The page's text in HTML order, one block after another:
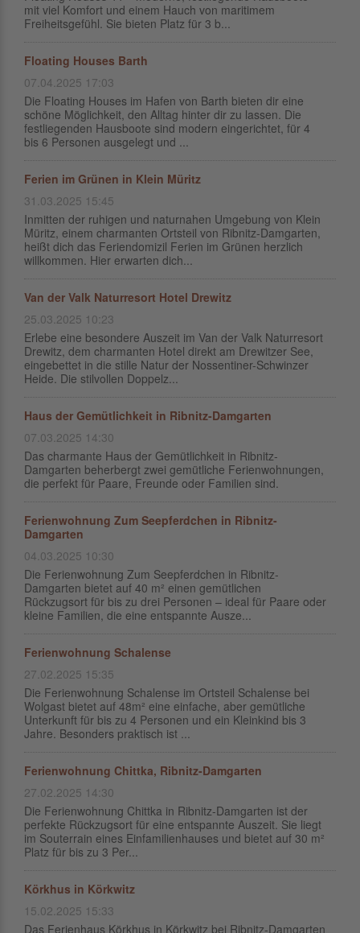
mit viel Komfort und einem Hauch von maritimem
Freiheitsgefühl. Sie bieten Platz für 3 b...
Floating Houses Barth
07.04.2025 17:03
Die Floating Houses im Hafen von Barth bieten dir eine
schöne Möglichkeit, den Alltag hinter dir zu lassen. Die
festliegenden Hausboote sind modern eingerichtet, für 4
bis 6 Personen ausgelegt und ...
Ferien im Grünen in Klein Müritz
31.03.2025 15:45
Inmitten der ruhigen und naturnahen Umgebung von Klein
Müritz, einem charmanten Ortsteil von Ribnitz-Damgarten,
heißt dich das Feriendomizil Ferien im Grünen herzlich
willkommen. Hier erwarten dich...
Van der Valk Naturresort Hotel Drewitz
25.03.2025 10:23
Erlebe eine besondere Auszeit im Van der Valk Naturresort
Drewitz, dem charmanten Hotel direkt am Drewitzer See,
eingebettet in die stille Natur der Nossentiner-Schwinzer
Heide. Die stilvollen Doppelz...
Haus der Gemütlichkeit in Ribnitz-Damgarten
07.03.2025 14:30
Das charmante Haus der Gemütlichkeit in Ribnitz-
Damgarten beherbergt zwei gemütliche Ferienwohnungen,
die perfekt für Paare, Freunde oder Familien sind.
Ferienwohnung Zum Seepferdchen in Ribnitz-
Damgarten
04.03.2025 10:30
Die Ferienwohnung Zum Seepferdchen in Ribnitz-
Damgarten bietet auf 40 m² einen gemütlichen
Rückzugsort für bis zu drei Personen – ideal für Paare oder
kleine Familien, die eine entspannte Ausze...
Ferienwohnung Schalense
27.02.2025 15:35
Die Ferienwohnung Schalense im Ortsteil Schalense bei
Wolgast bietet auf 48m² eine einfache, aber gemütliche
Unterkunft für bis zu 4 Personen und ein Kleinkind bis 3
Jahre. Besonders praktisch ist ...
Ferienwohnung Chittka, Ribnitz-Damgarten
27.02.2025 14:30
Die Ferienwohnung Chittka in Ribnitz-Damgarten ist der
perfekte Rückzugsort für eine entspannte Auszeit. Sie liegt
im Souterrain eines Einfamilienhauses und bietet auf 30 m²
Platz für bis zu 3 Per...
Körkhus in Körkwitz
15.02.2025 15:33
Das Ferienhaus Körkhus in Körkwitz bei Ribnitz-Damgarten